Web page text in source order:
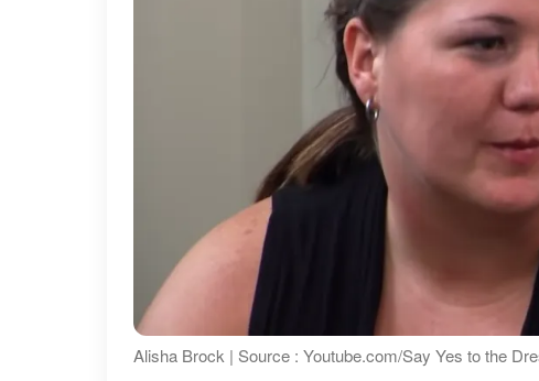
Alisha Brock | Source : Youtube.com/Say Yes to the